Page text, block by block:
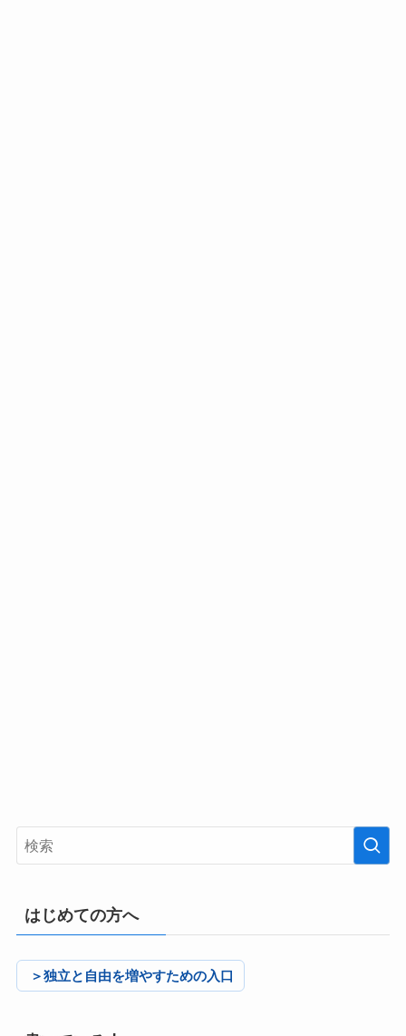
はじめての方へ
＞独立と自由を増やすための入口